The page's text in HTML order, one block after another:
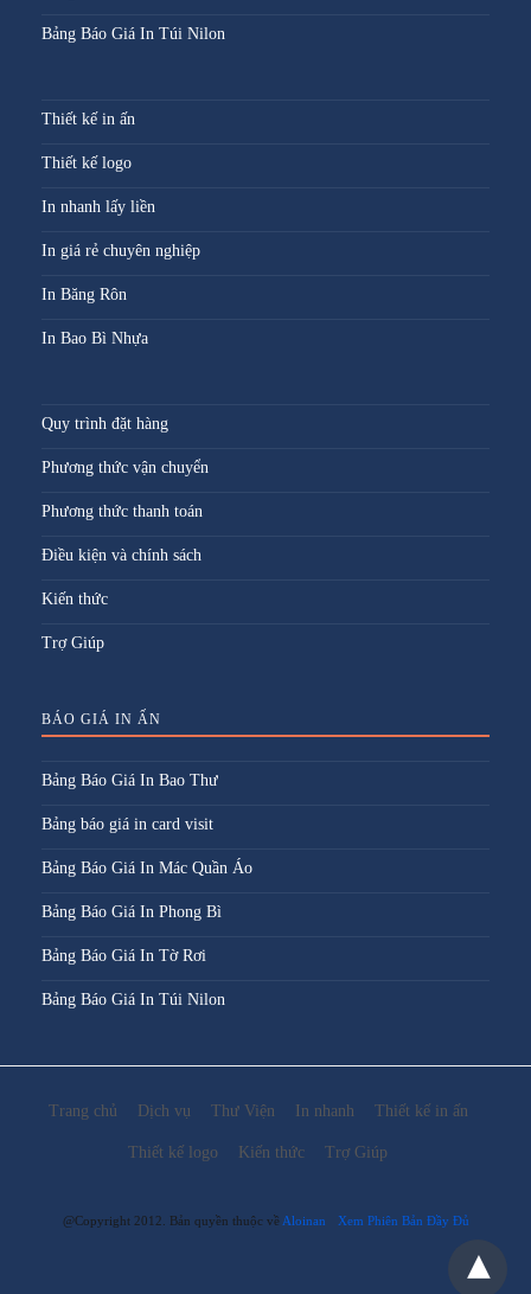
Bảng Báo Giá In Túi Nilon
Thiết kế in ấn
Thiết kế logo
In nhanh lấy liền
In giá rẻ chuyên nghiệp
In Băng Rôn
In Bao Bì Nhựa
Quy trình đặt hàng
Phương thức vận chuyển
Phương thức thanh toán
Điều kiện và chính sách
Kiến thức
Trợ Giúp
BÁO GIÁ IN ẤN
Bảng Báo Giá In Bao Thư
Bảng báo giá in card visit
Bảng Báo Giá In Mác Quần Áo
Bảng Báo Giá In Phong Bì
Bảng Báo Giá In Tờ Rơi
Bảng Báo Giá In Túi Nilon
Trang chủ Dịch vụ Thư Viện In nhanh Thiết kế in ấn
Thiết kế logo Kiến thức Trợ Giúp
@Copyright 2012. Bản quyền thuộc về Aloinan Xem Phiên Bản Đầy Đủ